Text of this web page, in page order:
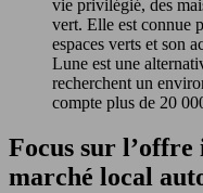
vie privilégié, des
vert. Elle est connue
espaces verts et son
Lune est une
recherchent un
compte plus de 20
Focus sur
marché local